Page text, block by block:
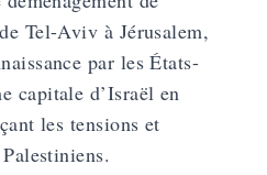
Tel-Aviv à Jérusalem,
par les États-
capitale d’Israël en
les tensions et